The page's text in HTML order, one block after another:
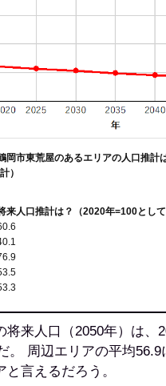
岡市東荒屋のあるエリアの人口推計
）
来人口推計は？（2020年=100とし
来人口（2050年）は、
。 周辺エリアの平均
と言えるだろう。